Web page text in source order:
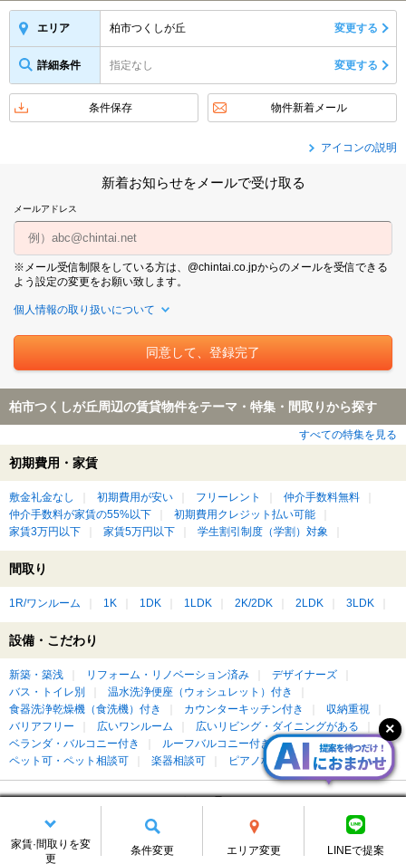
家賃·間取りを変
更
条件変更 エリア変更 LINEで提案
エリア 柏市つくしが丘 変更する
詳細条件 指定なし 変更する
条件保存 物件新着メール
アイコンの説明
新着お知らせをメールで受け取る
メールアドレス
※メール受信制限をしている方は、@chintai.co.jpからのメールを受信できる
よう設定の変更をお願い致します。
個人情報の取り扱いについて
柏市つくしが丘周辺の賃貸物件をテーマ・特集・間取りから探す
すべての特集を見る
初期費用・家賃
敷金礼金なし 初期費用が安い フリーレント
仲介手数料無料
仲介手数料が家賃の55%以下
初期費用クレジット払い可能
家賃3万円以下
家賃5万円以下 学生割引制度（学割）対象
間取り
1R/ワンルーム 1K 1DK 1LDK 2K/2DK 2LDK 3LDK
設備・こだわり
新築・築浅 リフォーム・リノベーション済み
デザイナーズ
バス・トイレ別
温水洗浄便座（ウォシュレット）付き
食器洗浄乾燥機（食洗機）付き
カウンターキッチン付き
収納重視
バリアフリー
広いワンルーム
広いリビング・ダイニングがある
ベランダ・バルコニー付き
ルーフバルコニー付き
屋上付き
ペット可・ペット相談可
楽器相談可 ピアノ相談可 DIY可
柏市つくしが丘の賃貸物件を建物種別に絞って探す